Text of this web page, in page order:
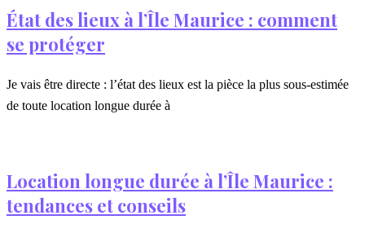
État des lieux à l’Île Maurice : comment
se protéger
Je vais être directe : l’état des lieux est la pièce la plus sous-estimée
de toute location longue durée à
Location longue durée à l’Île Maurice :
tendances et conseils